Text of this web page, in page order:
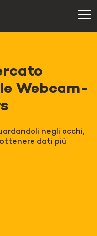
Webcam-
negli occhi,
dati più